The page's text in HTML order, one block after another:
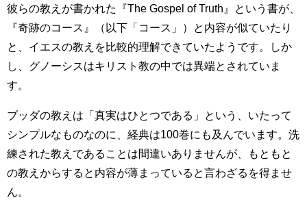
彼らの教えが書かれた『The Gospel of Truth』という書が、
『奇跡のコース』（以下「コース」）と内容が似ていたり
と、イエスの教えを比較的理解できていたようです。しか
し、グノーシスはキリスト教の中では異端とされていま
す。
ブッダの教えは「真実はひとつである」という、いたって
シンプルなものなのに、経典は100巻にも及んでいます。洗
練された教えであることは間違いありませんが、もともと
の教えからすると内容が薄まっていると言わざるを得ませ
ん。